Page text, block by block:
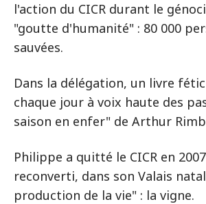
l'action du CICR durant le
"goutte d'humanité" : 80 000
sauvées.
Dans la délégation, un livre
chaque jour à voix haute des
saison en enfer" de Arthur
Philippe a quitté le CICR en
reconverti, dans son Valais
production de la vie" : la vigne.